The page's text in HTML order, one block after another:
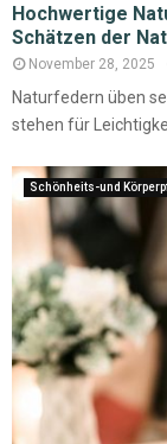
Hochwertige
Schätzen der
November 28, 2025
Naturfedern üben
stehen für
Schönheits-und